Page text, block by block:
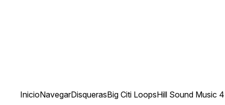
InicioNavegarDisquerasBig Citi LoopsHill Sound Music 4